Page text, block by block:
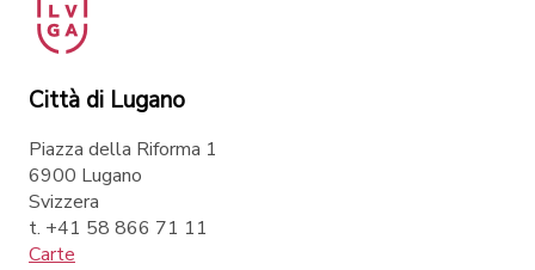
Città di Lugano
Piazza della Riforma 1
6900 Lugano
Svizzera
t. +41 58 866 71 11
Carte